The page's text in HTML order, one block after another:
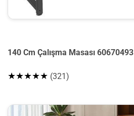
140 Cm Çalışma Masası 60670493
★★★★★ (321)